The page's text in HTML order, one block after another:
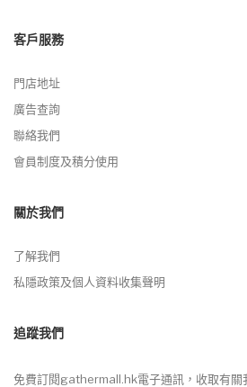
客戶服務
門店地址
廣告查詢
聯絡我們
會員制度及積分使用
關於我們
了解我們
私隱政策及個人資料收集聲明
追蹤我們
免費訂閱gathermall.hk電子通訊，收取有關